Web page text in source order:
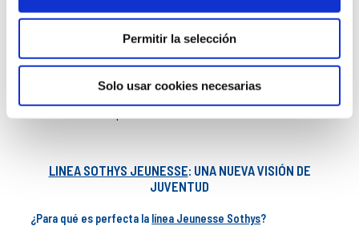
Permitir la selección
Solo usar cookies necesarias
Corrector: unificar
Por la noche:
Esencia: escudo antipolución
LINEA SOTHYS JEUNESSE: UNA NUEVA VISIÓN DE
JUVENTUD
¿Para qué es perfecta la línea Jeunesse Sothys?